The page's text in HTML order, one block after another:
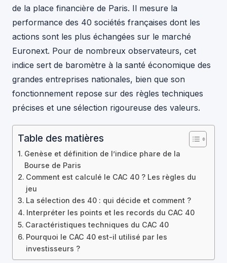
de la place financière de Paris. Il mesure la
performance des 40 sociétés françaises dont les
actions sont les plus échangées sur le marché
Euronext. Pour de nombreux observateurs, cet
indice sert de baromètre à la santé économique des
grandes entreprises nationales, bien que son
fonctionnement repose sur des règles techniques
précises et une sélection rigoureuse des valeurs.
Table des matières
Genèse et définition de l’indice phare de la
Bourse de Paris
Comment est calculé le CAC 40 ? Les règles du
jeu
La sélection des 40 : qui décide et comment ?
Interpréter les points et les records du CAC 40
Caractéristiques techniques du CAC 40
Pourquoi le CAC 40 est-il utilisé par les
investisseurs ?